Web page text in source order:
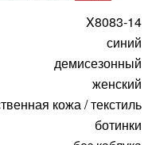
X8083-14
синий
демисезонный
женский
кожа / текстиль
ботинки